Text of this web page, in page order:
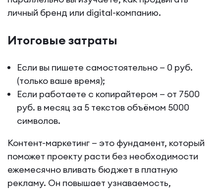
личный бренд или digital-компанию.
Итоговые затраты
Если вы пишете самостоятельно — 0 руб.
(только ваше время);
Если работаете с копирайтером — от 7500
руб. в месяц за 5 текстов объёмом 5000
символов.
Контент-маркетинг — это фундамент, который
поможет проекту расти без необходимости
ежемесячно вливать бюджет в платную
рекламу. Он повышает узнаваемость,